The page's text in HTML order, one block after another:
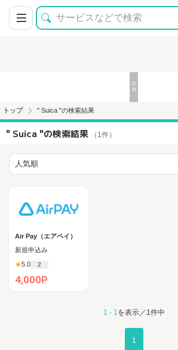
トップ " Suica "の検索結果
" Suica "の検索結果 （1件）
Air Pay（エアペイ）
新規申込み
★5.0 2
4,000P
1 - 1を表示／1件中
1